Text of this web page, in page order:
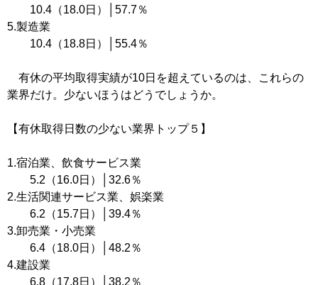
10.4（18.0日）│57.7％
5.製造業
10.4（18.8日）│55.4％
有休の平均取得実績が10日を超えているのは、これらの
業界だけ。少ないほうはどうでしょうか。
【有休取得日数の少ない業界トップ５】
1.宿泊業、飲食サービス業
5.2（16.0日）│32.6％
2.生活関連サービス業、娯楽業
6.2（15.7日）│39.4％
3.卸売業・小売業
6.4（18.0日）│48.2％
4.建設業
6.8（17.8日）│38.2％